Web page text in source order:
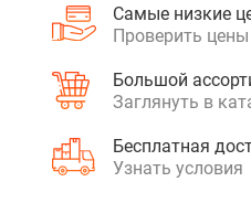
Самые низкие
Проверить цены
Большой
Заглянуть в
Бесплатная
Узнать условия